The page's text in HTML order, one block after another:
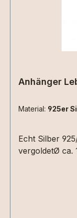
Anhänger
Material: 925er
Echt Silber
vergoldetØ ca.